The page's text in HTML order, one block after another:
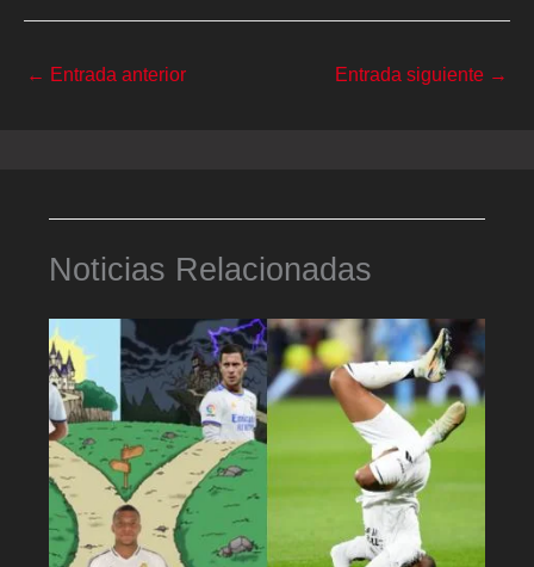
← Entrada anterior Entrada siguiente →
Noticias Relacionadas